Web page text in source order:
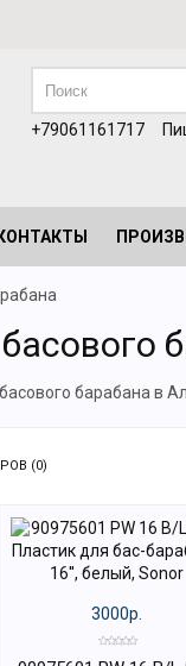
+79061161717
КОНТАКТЫ
барабана в
(0)
3000р.